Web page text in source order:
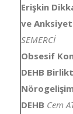
Erişkin
ve
SEMERCİ
Obsesif
DEHB
DEHB Cem